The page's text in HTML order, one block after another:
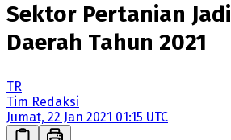
Sektor Pertanian
Daerah Tahun 2021
TR
Tim Redaksi
Jumat, 22 Jan 2021 01:15 UTC